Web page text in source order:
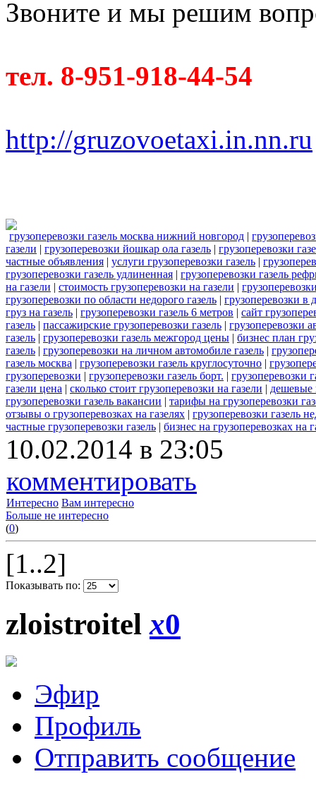
Звоните и мы решим
тел. 8-951-918-44-54
http://gruzovoetaxi.in.nn.ru
грузоперевозки газель москва нижний новгород |
газели | грузоперевозки йошкар ола газель | грузоперевозки
частные объявления | услуги грузоперевозки газель |
грузоперевозки газель удлиненная | грузоперевозки газель
на газели | стоимость грузоперевозки на газели |
грузоперевозки по области недорого газель | грузоперевозки в
груз на газель | грузоперевозки газель 6 метров | сайт
газель | пассажирские грузоперевозки газель | грузоперевозки
газель | грузоперевозки газель межгород цены | бизнес план
газель | грузоперевозки на личном автомобиле газель |
газель москва | грузоперевозки газель круглосуточно |
грузоперевозки | грузоперевозки газель борт. | грузоперевозки
газели цена | сколько стоит грузоперевозки на газели | дешевые
грузоперевозки газель вакансии | тарифы на грузоперевозки
отзывы о грузоперевозках на газелях | грузоперевозки газель
частные грузоперевозки газель | бизнес на грузоперевозках на
10.02.2014 в 23:05
комментировать
Интересно Вам интересно
Больше не интересно
(0)
[1..2]
Показывать по:
zloistroitelx0
Эфир
Профиль
Отправить сообщение